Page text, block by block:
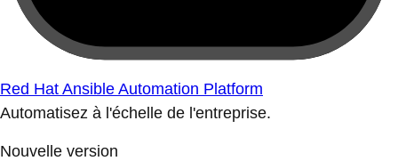
Red Hat Ansible Automation Platform
Automatisez à l'échelle de l'entreprise.
Nouvelle version